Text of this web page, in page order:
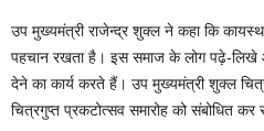
उप मुख्यमंत्री राजेन्द्र शुक्ल ने कहा कि
पहचान रखता है। इस समाज के लोग पढ़े-लिखे
देने का कार्य करते हैं। उप मुख्यमंत्री शुक्ल
चित्रगुप्त प्रकटोत्सव समारोह को संबोधित कर